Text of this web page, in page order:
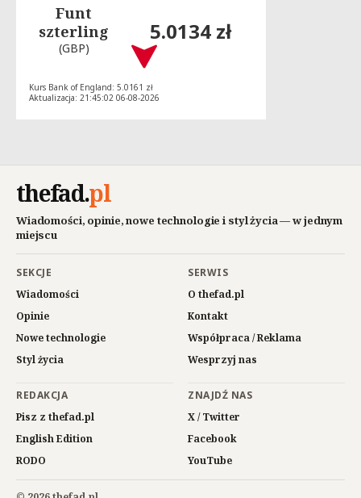
Funt
szterling
(GBP)
5.0134 zł
Kurs Bank of England: 5.0161 zł
Aktualizacja: 21:45:02 06-08-2026
thefad.pl
Wiadomości, opinie, nowe technologie i styl życia — w jednym
miejscu
SEKCJE
Wiadomości
Opinie
Nowe technologie
Styl życia
SERWIS
O thefad.pl
Kontakt
Współpraca / Reklama
Wesprzyj nas
REDAKCJA
Pisz z thefad.pl
English Edition
RODO
ZNAJDŹ NAS
X / Twitter
Facebook
YouTube